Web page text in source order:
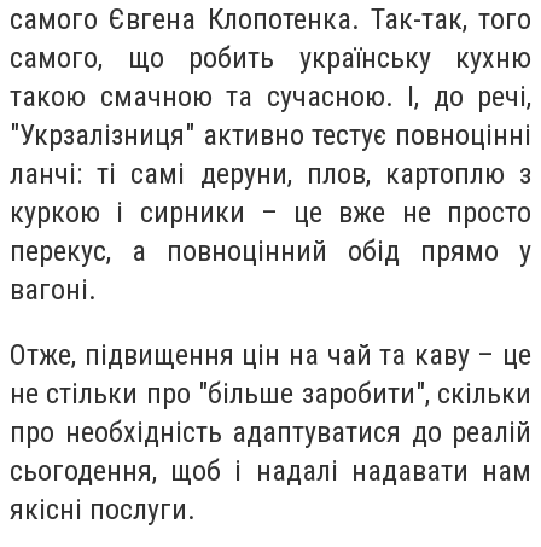
самого Євгена Клопотенка. Так-так, того
самого, що робить українську кухню
такою смачною та сучасною. І, до речі,
"Укрзалізниця" активно тестує повноцінні
ланчі: ті самі деруни, плов, картоплю з
куркою і сирники – це вже не просто
перекус, а повноцінний обід прямо у
вагоні.
Отже, підвищення цін на чай та каву – це
не стільки про "більше заробити", скільки
про необхідність адаптуватися до реалій
сьогодення, щоб і надалі надавати нам
якісні послуги.